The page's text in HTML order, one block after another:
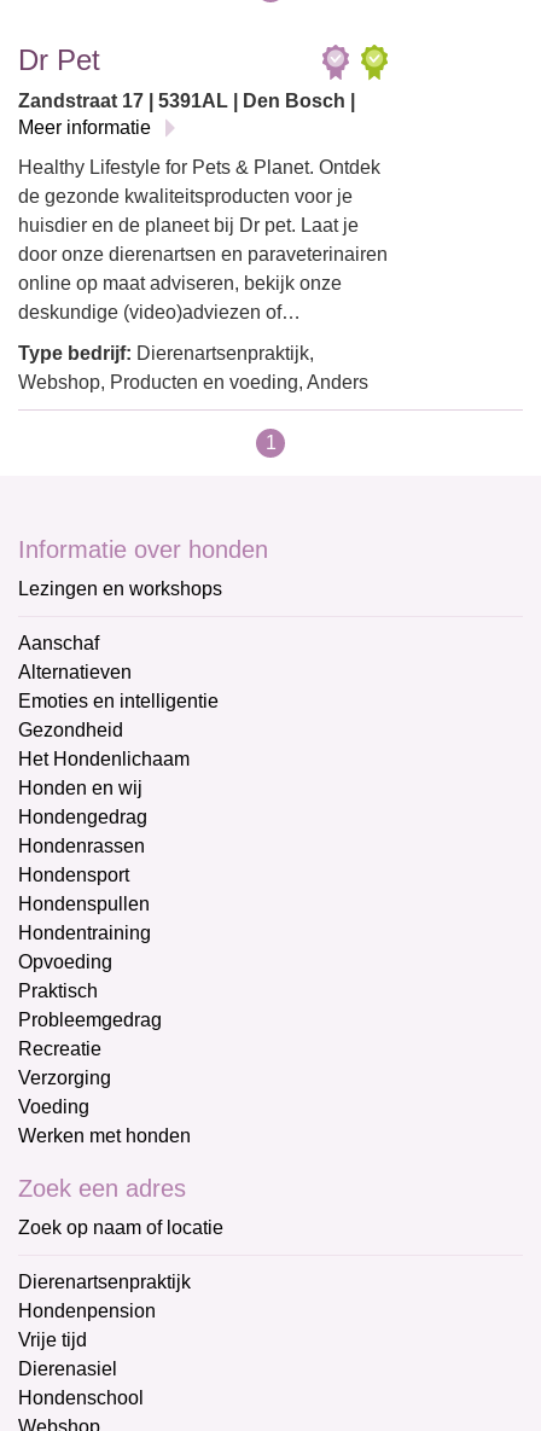
Dr Pet
Zandstraat 17 | 5391AL | Den Bosch |
Meer informatie
Healthy Lifestyle for Pets & Planet. Ontdek
de gezonde kwaliteitsproducten voor je
huisdier en de planeet bij Dr pet. Laat je
door onze dierenartsen en paraveterinairen
online op maat adviseren, bekijk onze
deskundige (video)adviezen of…
Type bedrijf: Dierenartsenpraktijk,
Webshop, Producten en voeding, Anders
1
Informatie over honden
Lezingen en workshops
Aanschaf
Alternatieven
Emoties en intelligentie
Gezondheid
Het Hondenlichaam
Honden en wij
Hondengedrag
Hondenrassen
Hondensport
Hondenspullen
Hondentraining
Opvoeding
Praktisch
Probleemgedrag
Recreatie
Verzorging
Voeding
Werken met honden
Zoek een adres
Zoek op naam of locatie
Dierenartsenpraktijk
Hondenpension
Vrije tijd
Dierenasiel
Hondenschool
Webshop